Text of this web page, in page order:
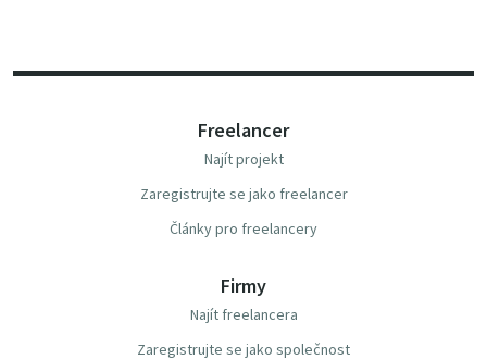
Freelancer
Najít projekt
Zaregistrujte se jako freelancer
Články pro freelancery
Firmy
Najít freelancera
Zaregistrujte se jako společnost